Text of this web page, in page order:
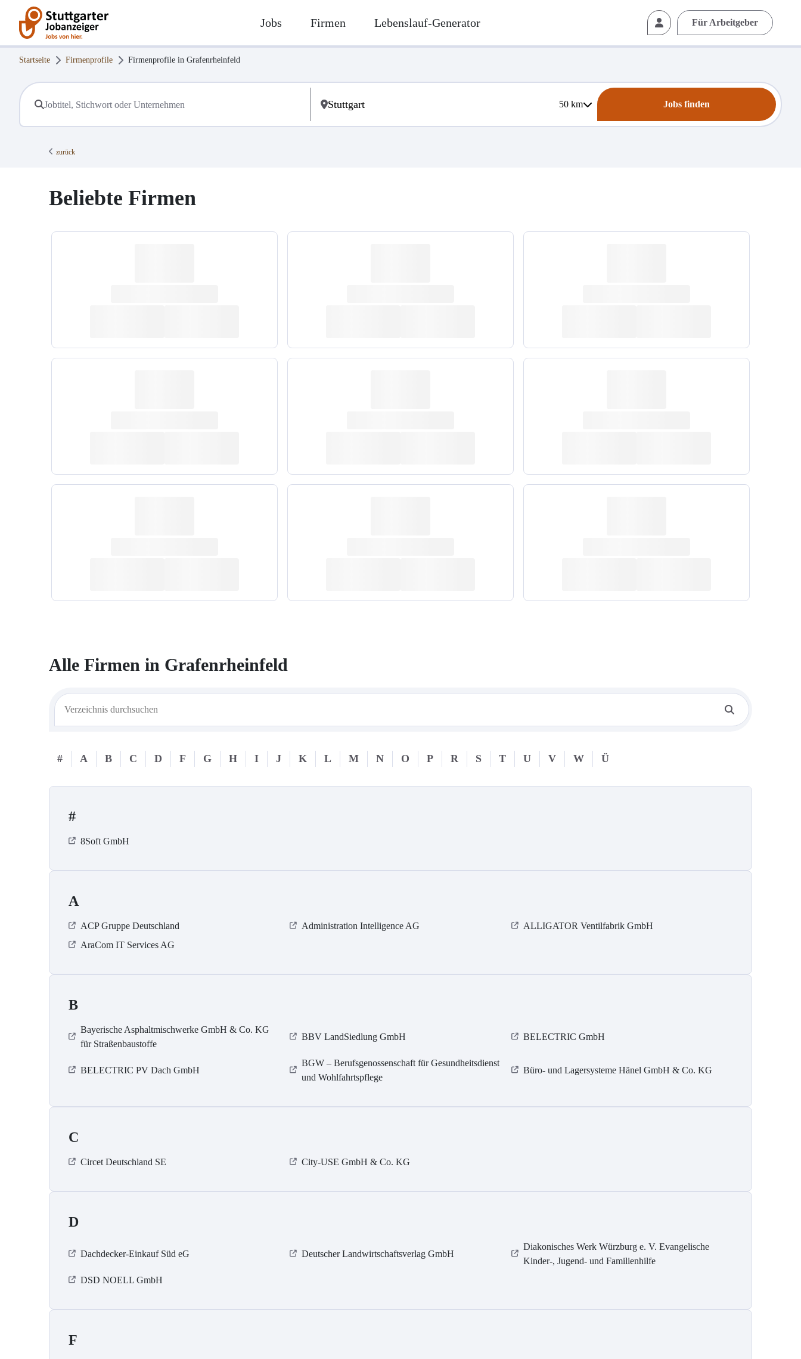
Jobs Firmen Lebenslauf-Generator Für Arbeitgeber
Startseite Firmenprofile Firmenprofile in Grafenrheinfeld
50km Jobs finden
zurück
Beliebte Firmen
Alle Firmen in Grafenrheinfeld
# A B C D F G H I J K L M N O P R S T U V W Ü
#
8Soft GmbH
A
ACP Gruppe Deutschland Administration Intelligence AG
ALLIGATOR Ventilfabrik GmbH
AraCom IT Services AG
B
Bayerische Asphaltmischwerke GmbH & Co. KG
für Straßenbaustoffe
BBV LandSiedlung GmbH BELECTRIC GmbH
BELECTRIC PV Dach GmbH
BGW – Berufsgenossenschaft für Gesundheitsdienst
und Wohlfahrtspflege
Büro- und Lagersysteme Hänel GmbH & Co. KG
C
Circet Deutschland SE City-USE GmbH & Co. KG
D
Dachdecker-Einkauf Süd eG Deutscher Landwirtschaftsverlag GmbH
Diakonisches Werk Würzburg e. V. Evangelische
Kinder-, Jugend- und Familienhilfe
DSD NOELL GmbH
F